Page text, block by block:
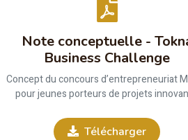
Note conceptuelle -
Business Challenge
Concept du concours d’entrepreneuriat
pour jeunes porteurs de projets
Télécharger